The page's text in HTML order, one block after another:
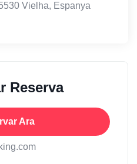
Vielha, Espanya
Reserva
Ara